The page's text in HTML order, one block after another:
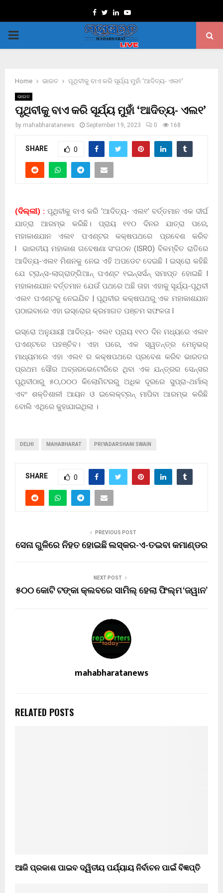
Facebook
TwitterLinkedinYoutube
PRIMARY
Home ଭାରତ ପୃଥିବୀକୁ ବାଏ କରି ସୂର୍ଯ୍ୟ ମୁହାଁ ‘ଆଦିତ୍ୟ- ଏଲ୧’
ଭାରତ
ପୃଥିବୀକୁ ବାଏ କରି ସୂର୍ଯ୍ୟ ମୁହାଁ ‘ଆଦିତ୍ୟ- ଏଲ୧’
by mahabharatanews September 19, 2023 0 168
SHARE 0
(ଦିଲ୍ଲୀ) : ପୃଥିବୀକୁ ବାଏ କରି ‘ଆଦିତ୍ୟ- ଏଲ୧’ ବର୍ତ୍ତମାନ ଏକ ଦୀର୍ଘ
ଯାତ୍ରା ଆରମ୍ଭ କରିଛି। ପ୍ରାୟ ୧୧୦ ଦିନର ଯାତ୍ରା ପରେ,
ମହାକାଶଯାନ ଏଲ୧ ପଏଣ୍ଟର କକ୍ଷପଥରେ ପ୍ରବେଶ କରିବ
l ଭାରତୀୟ ମହାକାଶ ଗବେଷଣା ସଂଗଠନ (ISRO) ବିଳମ୍ବିତ ରାତିରେ
ଆଦିତ୍ୟ-ଏଲ୧ ମିଶନକୁ ନେଇ ଏହି ଅପଡେଟ ଦେଇଛି l ଇସ୍ରୋ କହିଛି
ଯେ ଟ୍ରାନ୍ସ-ଲାଗ୍ରାଙ୍ଗିଆନ୍ ପଏଣ୍ଟ ୧ଇନ୍ସର୍ସନ୍ ସମାପ୍ତ ହୋଇଛି l
ମହାକାଶଯାନ ବର୍ତ୍ତମାନ ଯେଉଁ ପଥରେ ଅଛି ତାହା ଏହାକୁ ସୂର୍ଯ୍ୟ-ପୃଥିବୀ
ଏଲ୧ ପଏଣ୍ଟକୁ ନେଇଯିବ | ପୃଥିବୀର କକ୍ଷପଥରୁ ଏକ ମହାକାଶଯାନ
ପଠାଇବାରେ ଏହା ଇସ୍ରୋର କ୍ରମାଗତ ପଞ୍ଚମ ସଫଳତା l
ଇସ୍ରୋ ଅନୁଯାୟୀ ଆଦିତ୍ୟ- ଏଲ୧ ପ୍ରାୟ ୧୧୦ ଦିନ ମଧ୍ୟରେ ଏଲ୧
ପଏଣ୍ଟରେ ପହଞ୍ଚିବ। ଏହା ପରେ, ଏକ ସ୍ୱତନ୍ତ୍ର ମେନୁଭର୍
ମାଧ୍ୟମରେ ଏହା ଏଲ୧ ର କକ୍ଷପଥରେ ପ୍ରବେଶ କରିବ ଭାରତର
ପ୍ରଥମ ସୌର ଅବ୍‌ଜରଭେଟୋରିରେ ଥିବା ଏକ ଯନ୍ତ୍ରର ସେନ୍ସର
ପୃଥିବୀଠାରୁ ୫୦,୦୦୦ କିଲୋମିଟରରୁ ଅଧିକ ଦୂରରେ ସୁପ୍ରା-ଥର୍ମାଲ୍
ଏବଂ ଶକ୍ତିଶାଳୀ ଆୟନ ଓ ଇଲେକ୍ଟ୍ରନ୍ ମାପିବା ଆରମ୍ଭ କରିଛି
ବୋଲି ଏଥିରେ କୁହାଯାଇଥିଲା ।
DELHI MAHABHARAT PRIYADARSHANI SWAIN
SHARE 0
PREVIOUS POST
ସେନା ଗୁଳିରେ ନିହତ ହୋଇଛି ଲସ୍କର-ଏ-ତଇବା କମାଣ୍ଡର
NEXT POST
୫୦୦ କୋଟି ଟଙ୍କା କ୍ଲବରେ ସାମିଲ୍ ହେଲା ଫିଲ୍ମ ‘ଜୱାନ’
mahabharatanews
RELATED POSTS
ଆଜି ପ୍ରକାଶ ପାଇବ ଦ୍ୱିତୀୟ ପର୍ଯ୍ୟାୟ ନିର୍ବାଚନ ପାଇଁ ବିଜ୍ଞପ୍ତି